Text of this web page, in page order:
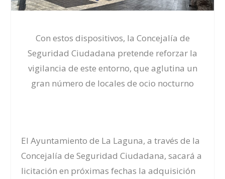
Con estos dispositivos, la Concejalía de
Seguridad Ciudadana pretende reforzar la
vigilancia de este entorno, que aglutina un
gran número de locales de ocio nocturno
El Ayuntamiento de La Laguna, a través de la
Concejalía de Seguridad Ciudadana, sacará a
licitación en próximas fechas la adquisición